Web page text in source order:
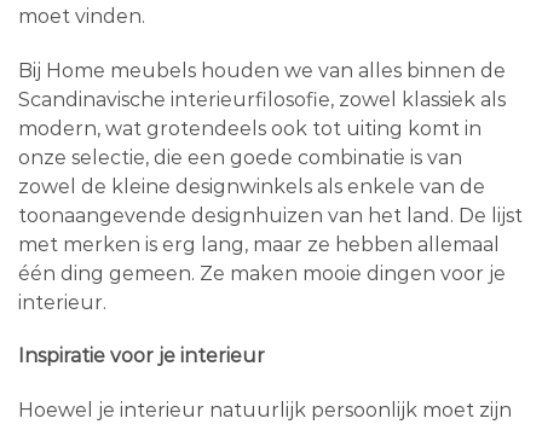
moet vinden.
Bij Home meubels houden we van alles binnen de
Scandinavische interieurfilosofie, zowel klassiek als
modern, wat grotendeels ook tot uiting komt in
onze selectie, die een goede combinatie is van
zowel de kleine designwinkels als enkele van de
toonaangevende designhuizen van het land. De lijst
met merken is erg lang, maar ze hebben allemaal
één ding gemeen. Ze maken mooie dingen voor je
interieur.
Inspiratie voor je interieur
Hoewel je interieur natuurlijk persoonlijk moet zijn